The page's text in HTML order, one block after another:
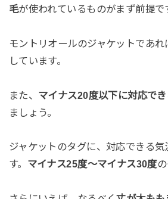
毛が使われているものがまず前提で
モントリオールのジャケットであ
しています。
また、 マイナス20度以下に対応で
ましょう。
ジャケットのタグに、対応できる
す。 マイナス25度〜マイナス30度